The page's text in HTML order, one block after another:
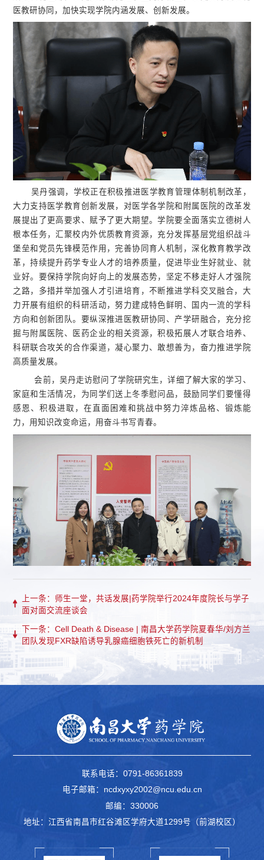
医教研协同，加快实现学院内涵发展、创新发展。
吴丹强调，学校正在积极推进医学教育管理体制机制改革，
大力支持医学教育创新发展，对医学各学院和附属医院的改革发
展提出了更高要求、赋予了更大期望。学院要全面落实立德树人
根本任务，汇聚校内外优质教育资源，充分发挥基层党组织战斗
堡垒和党员先锋模范作用，完善协同育人机制，深化教育教学改
革，持续提升药学专业人才的培养质量，促进毕业生好就业、就
业好。要保持学院向好向上的发展态势，坚定不移走好人才强院
之路，多措并举加强人才引进培育，不断推进学科交叉融合，大
力开展有组织的科研活动，努力建成特色鲜明、国内一流的学科
方向和创新团队。要纵深推进医教研协同、产学研融合，充分挖
掘与附属医院、医药企业的相关资源，积极拓展人才联合培养、
科研联合攻关的合作渠道，凝心聚力、敢想善为，奋力推进学院
高质量发展。
会前，吴丹走访慰问了学院研究生，详细了解大家的学习、
家庭和生活情况，为同学们送上冬季慰问品，鼓励同学们要懂得
感恩、积极进取，在直面困难和挑战中努力淬炼品格、锻炼能
力，用知识改变命运，用奋斗书写青春。
上一条：师生一堂，共话发展|药学院举行2024年度院长与学子
面对面交流座谈会
下一条：Cell Death & Disease | 南昌大学药学院夏春华/刘方兰
团队发现FXR缺陷诱导乳腺癌细胞铁死亡的新机制
联系电话：0791-86361839
电子邮箱：ncdxyxy2002@ncu.edu.cn
邮编：330006
地址：江西省南昌市红谷滩区学府大道1299号（前湖校区）